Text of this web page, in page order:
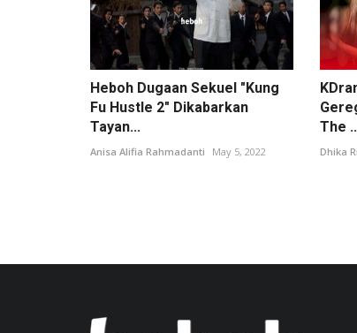
Heboh Dugaan Sekuel "Kung
Fu Hustle 2" Dikabarkan
Tayan...
Anisa Alifia Rahmadanti May 5, 2022
The
Dhika